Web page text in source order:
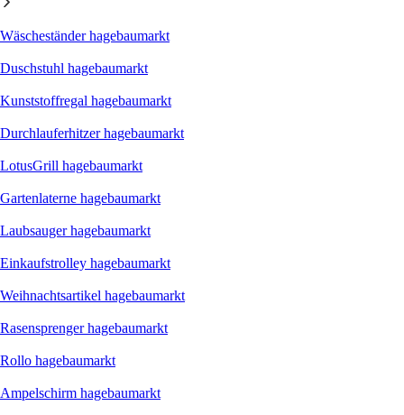
Wäscheständer hagebaumarkt
Duschstuhl hagebaumarkt
Kunststoffregal hagebaumarkt
Durchlauferhitzer hagebaumarkt
LotusGrill hagebaumarkt
Gartenlaterne hagebaumarkt
Laubsauger hagebaumarkt
Einkaufstrolley hagebaumarkt
Weihnachtsartikel hagebaumarkt
Rasensprenger hagebaumarkt
Rollo hagebaumarkt
Ampelschirm hagebaumarkt